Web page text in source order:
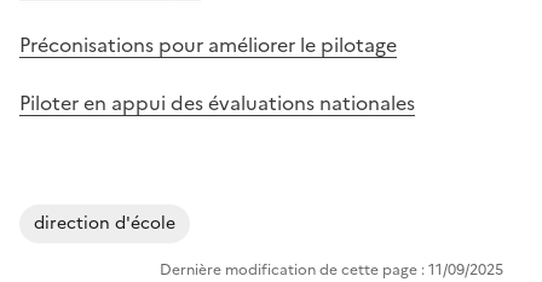
Préconisations pour améliorer le pilotage
Piloter en appui des évaluations nationales
direction d'école
Dernière modification de cette page : 11/09/2025